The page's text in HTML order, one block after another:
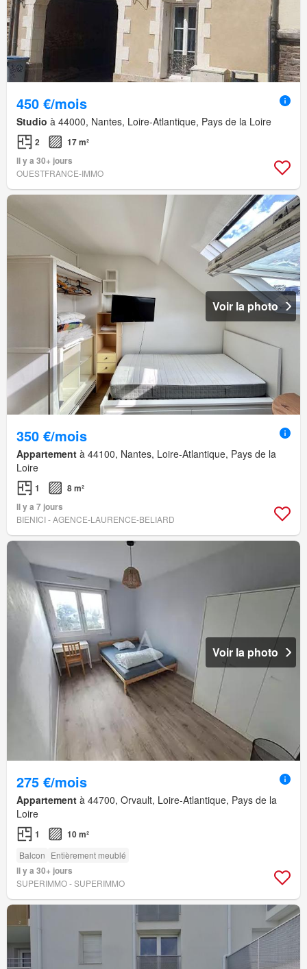
450 €/mois
Studio à 44000, Nantes, Loire-Atlantique, Pays de la Loire
2
17 m²
Il y a 30+ jours
OUESTFRANCE-IMMO
Voir la photo
350 €/mois
Appartement à 44100, Nantes, Loire-Atlantique, Pays de la
Loire
1
8 m²
Il y a 7 jours
BIENICI - AGENCE-LAURENCE-BELIARD
Voir la photo
275 €/mois
Appartement à 44700, Orvault, Loire-Atlantique, Pays de la
Loire
1 10 m²
Balcon Entièrement meublé
Il y a 30+ jours
SUPERIMMO - SUPERIMMO